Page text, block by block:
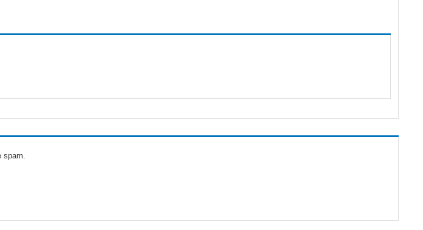
spam.